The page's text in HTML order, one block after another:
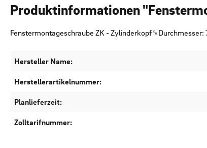
Produktinformationen
Fenstermontageschraube ZK -
Hersteller Name:
Herstellerartikelnummer:
Planlieferzeit:
Zolltarifnummer: